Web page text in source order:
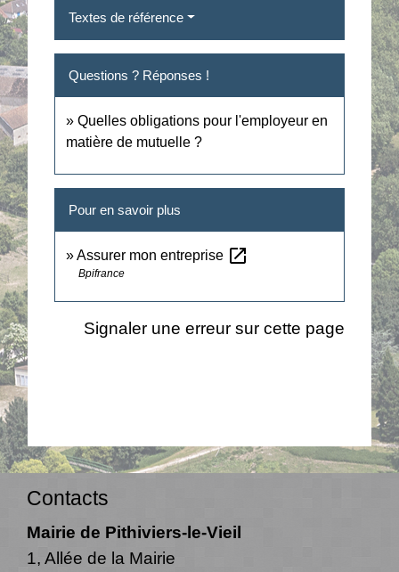
Textes de référence
Questions ? Réponses !
Quelles obligations pour l'employeur en
matière de mutuelle ?
Pour en savoir plus
Assurer mon entreprise open_in_new
Bpifrance
Signaler une erreur sur cette page
Contacts
Mairie de Pithiviers-le-Vieil
1, Allée de la Mairie